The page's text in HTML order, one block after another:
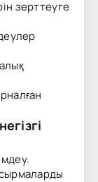
зерттеуге